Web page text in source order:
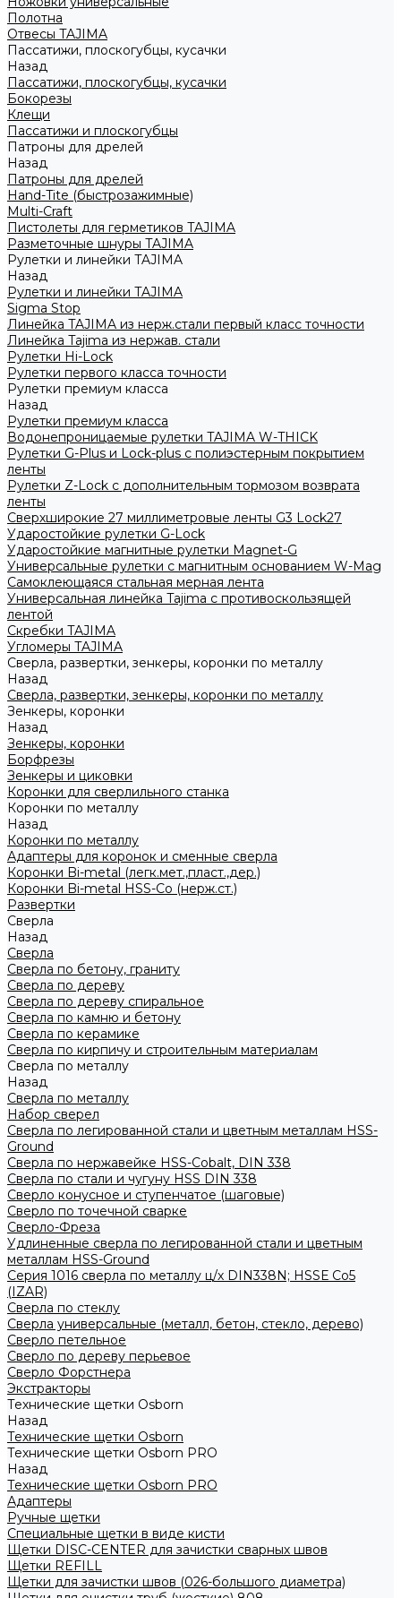
Полотна
Отвесы TAJIMA
Пассатижи, плоскогубцы, кусачки
Назад
Пассатижи, плоскогубцы, кусачки
Бокорезы
Клещи
Пассатижи и плоскогубцы
Патроны для дрелей
Назад
Патроны для дрелей
Hand-Tite (быстрозажимные)
Multi-Craft
Пистолеты для герметиков TAJIMA
Разметочные шнуры TAJIMA
Рулетки и линейки TAJIMA
Назад
Рулетки и линейки TAJIMA
Sigma Stop
Линейка TAJIMA из нерж.стали первый класс точности
Линейка Tajima из нержав. стали
Рулетки Hi-Lock
Рулетки первого класса точности
Рулетки премиум класса
Назад
Рулетки премиум класса
Водонепроницаемые рулетки TAJIMA W-THICK
Рулетки G-Plus и Lock-plus с полиэстерным покрытием
ленты
Рулетки Z-Lock с дополнительным тормозом возврата
ленты
Сверхширокие 27 миллиметровые ленты G3 Lock27
Ударостойкие рулетки G-Lock
Ударостойкие магнитные рулетки Magnet-G
Универсальные рулетки с магнитным основанием W-Mag
Самоклеющаяся стальная мерная лента
Универсальная линейка Tajima с противоскользящей
лентой
Скребки TAJIMA
Угломеры TAJIMA
Сверла, развертки, зенкеры, коронки по металлу
Назад
Сверла, развертки, зенкеры, коронки по металлу
Зенкеры, коронки
Назад
Зенкеры, коронки
Борфрезы
Зенкеры и циковки
Коронки для сверлильного станка
Коронки по металлу
Назад
Коронки по металлу
Адаптеры для коронок и сменные сверла
Коронки Bi-metal (легк.мет.,пласт.,дер.)
Коронки Bi-metal HSS-Co (нерж.ст.)
Развертки
Сверла
Назад
Сверла
Сверла по бетону, граниту
Сверла по дереву
Сверла по дереву спиральное
Сверла по камню и бетону
Сверла по керамике
Сверла по кирпичу и строительным материалам
Сверла по металлу
Назад
Сверла по металлу
Набор сверел
Сверла по легированной стали и цветным металлам HSS-
Ground
Сверла по нержавейке HSS-Cobalt, DIN 338
Сверла по стали и чугуну HSS DIN 338
Сверло конусное и ступенчатое (шаговые)
Сверло по точечной сварке
Сверло-Фреза
Удлиненные сверла по легированной стали и цветным
металлам HSS-Ground
Серия 1016 сверла по металлу ц/х DIN338N; HSSЕ Со5
(IZAR)
Сверла по стеклу
Сверла универсальные (металл, бетон, стекло, дерево)
Сверло петельное
Сверло по дереву перьевое
Сверло Форстнера
Экстракторы
Технические щетки Osborn
Назад
Технические щетки Osborn
Технические щетки Osborn PRO
Назад
Технические щетки Osborn PRO
Адаптеры
Ручные щетки
Специальные щетки в виде кисти
Щетки DISC-CENTER для зачистки сварных швов
Щетки REFILL
Щетки для зачистки швов (026-большого диаметра)